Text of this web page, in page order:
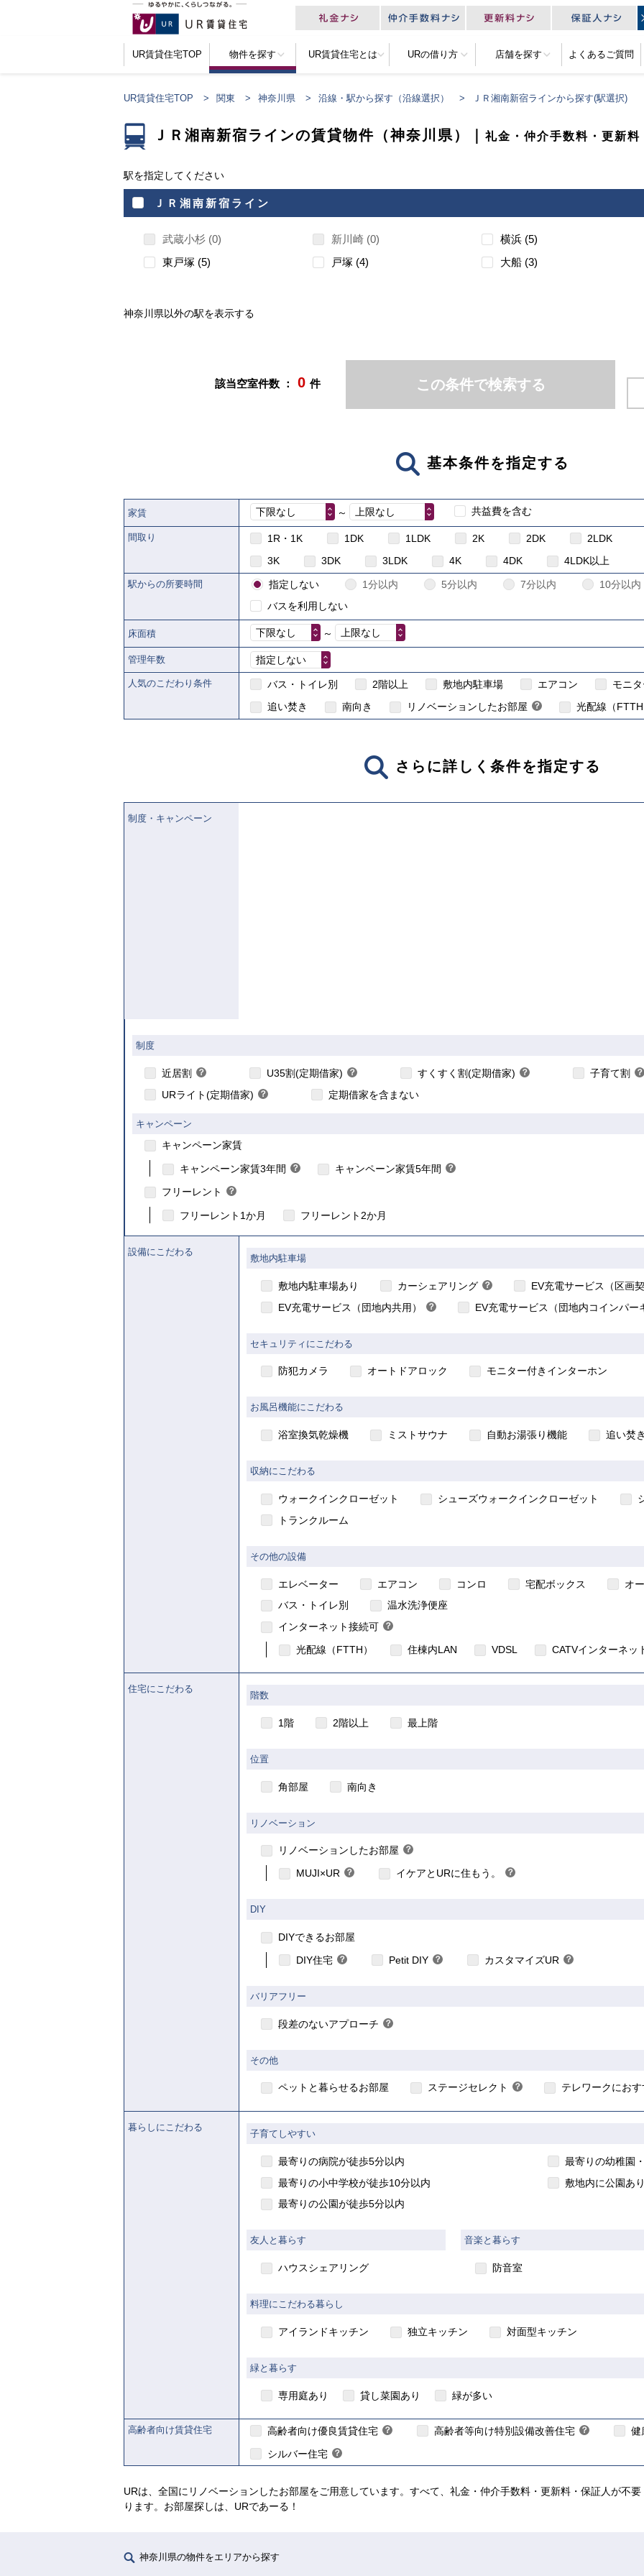
UR賃貸住宅TOP 物件を探す UR賃貸住宅とは URの借り方 店舗を探す よくあるご質問
UR賃貸住宅TOP 関東 神奈川県 沿線・駅から探す（沿線選択） ＪＲ湘南新宿ラインから探す(駅選択)
ＪＲ湘南新宿ラインの賃貸物件（神奈川県）｜礼金・仲介手数料・更新料
駅を指定してください
ＪＲ湘南新宿ライン
武蔵小杉 0 新川崎 0 横浜 5
東戸塚 5 戸塚 4 大船 3
神奈川県以外の駅を表示する
該当空室件数 ： 0 件 この条件で検索する
基本条件を指定する
家賃 下限なし ～ 上限なし 共益費を含む
間取り 1R・1K 1DK 1LDK 2K 2DK
2LDK
3K
3DK 3LDK 4K 4DK 4LDK以上
駅からの所要時間 指定しない 1分以内 5分以内 7分以内 10分以内
バスを利用しない
床面積 下限なし ～ 上限なし
管理年数 指定しない
人気のこだわり条件 バス・トイレ別 2階以上 敷地内駐車場 エアコン
モニ
追い焚き
南向き リノベーションしたお部屋 ？
こちら
光配線（FTTH
賃貸住宅のイン
さらに詳しく条件を指定する
制度・キャンペーン
制度
近居割 ？
ン
U35割(定期借家) ？
ン
すくすく割(定期借家) ？ 子育て割 ？
URライト(定期借家) ？
こちら
定期借家を含まない
キャンペーン
キャンペーン家賃
キャンペーン家賃3年間 ？
ト
キャンペーン家賃5年間 ？
フリーレント ？
ン
ト
こちら
フリーレント1か月 フリーレント2か月
設備にこだわる
敷地内駐車場
敷地内駐車場あり カーシェアリング ？
ン
EV充電サービス（区画契
EV充電サービス（団地内共用） ？
こちら
EV充電サービス（団地内コインパー
セキュリティにこだわる
防犯カメラ オートドアロック モニター付きインターホン
お風呂機能にこだわる
浴室換気乾燥機 ミストサウナ 自動お湯張り機能 追い焚き
収納にこだわる
ウォークインクローゼット シューズウォークインクローゼット
トランクルーム
その他の設備
エレベーター エアコン コンロ 宅配ボックス オ
バス・トイレ別
温水洗浄便座
インターネット接続可 ？
ン
賃貸住宅のインターネット対応について
光配線（FTTH） 住棟内LAN VDSL CATVインターネッ
住宅にこだわる
階数
1階 2階以上 最上階
位置
角部屋 南向き
リノベーション
リノベーションしたお部屋 ？
MUJI×UR ？
こちら
イケアとURに住もう。 ？
DIY
DIYできるお部屋
DIY住宅 ？ Petit DIY ？ カスタマイズUR ？
バリアフリー
段差のないアプローチ ？
その他
ペットと暮らせるお部屋 ステージセレクト ？
ン
テレワークにおす
暮らしにこだわる
子育てしやすい
最寄りの病院が徒歩5分以内
最寄りの幼稚園
最寄りの小中学校が徒歩10分以内
敷地内に公園あり
最寄りの公園が徒歩5分以内
友人と暮らす
ハウスシェアリング
音楽と暮らす
防音室
料理にこだわる暮らし
アイランドキッチン 独立キッチン 対面型キッチン
緑と暮らす
専用庭あり 貸し菜園あり 緑が多い
高齢者向け賃貸住宅 高齢者向け優良賃貸住宅 ？
【ご入居要件あり】
高齢者等向け特別設備改善住宅 ？ 健
シルバー住宅 ？
ヒ
ト
【ご入居要件あり】
があります
こちら
URは、全国にリノベーションしたお部屋をご用意しています。すべて、礼金・仲介手数料・更新料・保証人が不
ります。お部屋探しは、URであーる！
神奈川県の物件をエリアから探す